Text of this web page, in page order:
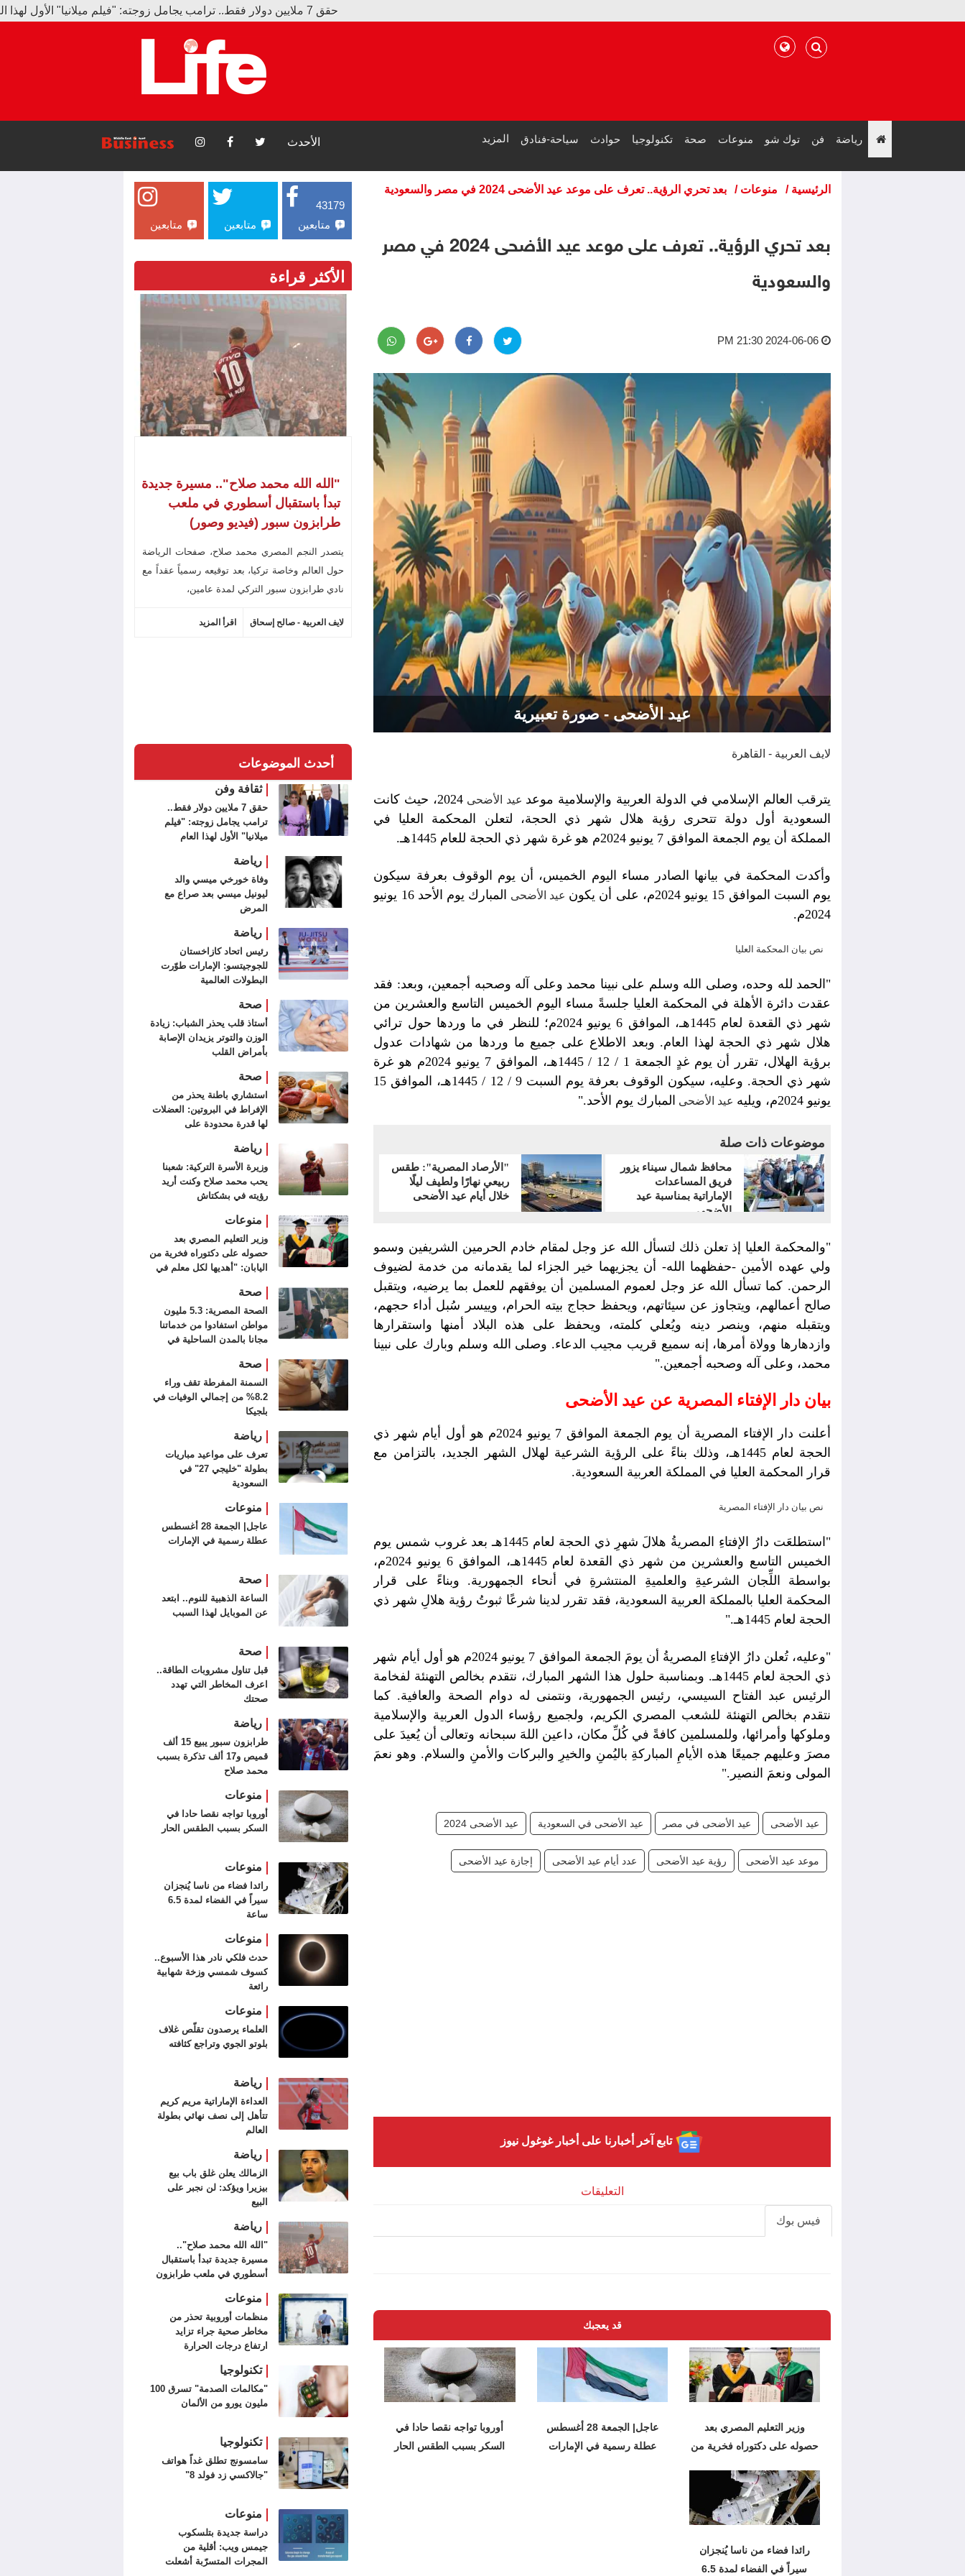
رياضة فن توك شو منوعات صحة تكنولوجيا حوادث سياحة-فنادق المزيد الأحدث
الرئيسية / منوعات / بعد تحري الرؤية.. تعرف على موعد عيد الأضحى 2024 في مصر والسعودية
بعد تحري الرؤية.. تعرف على موعد عيد الأضحى 2024 في مصر
والسعودية
2024-06-06 21:30 PM
عيد الأضحى - صورة تعبيرية
لايف العربية - القاهرة
يترقب العالم الإسلامي في الدولة العربية والإسلامية موعد عيد الأضحى
2024، حيث كانت
السعودية أول دولة تتحرى رؤية هلال شهر ذي الحجة، لتعلن المحكمة العليا في
المملكة أن يوم الجمعة الموافق 7 يونيو 2024م هو غرة شهر ذي الحجة للعام 1445هـ.
وأكدت المحكمة في بيانها الصادر مساء اليوم الخميس، أن يوم الوقوف بعرفة سيكون
يوم السبت الموافق 15 يونيو 2024م، على أن يكون
عيد الأضحى
المبارك يوم الأحد 16 يونيو
2024م.
نص بيان المحكمة العليا
"الحمد لله وحده، وصلى الله وسلم على نبينا محمد وعلى آله وصحبه أجمعين، وبعد: فقد
عقدت دائرة الأهلة في المحكمة العليا جلسةً مساء اليوم الخميس التاسع والعشرين من
شهر ذي القعدة لعام 1445هـ، الموافق 6 يونيو 2024م؛ للنظر في ما وردها حول ترائي
هلال شهر ذي الحجة لهذا العام. وبعد الاطلاع على جميع ما وردها من شهادات عدول
برؤية الهلال، تقرر أن يوم غدٍ الجمعة 1 / 12 / 1445هـ، الموافق 7 يونيو 2024م هو غرة
شهر ذي الحجة. وعليه، سيكون الوقوف بعرفة يوم السبت 9 / 12 / 1445هـ، الموافق 15
يونيو 2024م، ويليه
عيد الأضحى المبارك يوم الأحد."
موضوعات ذات صلة
محافظ شمال سيناء يزور
فريق المساعدات
الإماراتية بمناسبة عيد
الأضحى
"الأرصاد المصرية": طقس
ربيعي نهارًا ولطيف ليلًا
خلال أيام عيد الأضحى
"والمحكمة العليا إذ تعلن ذلك لتسأل الله عز وجل لمقام خادم الحرمين الشريفين وسمو
ولي عهده الأمين -حفظهما الله- أن يجزيهما خير الجزاء لما يقدمانه من خدمة لضيوف
الرحمن. كما تسأل الله عز وجل لعموم المسلمين أن يوفقهم للعمل بما يرضيه، ويتقبل
صالح أعمالهم، ويتجاوز عن سيئاتهم، ويحفظ حجاج بيته الحرام، وييسر سُبل أداء حجهم،
ويتقبله منهم، وينصر دينه ويُعلي كلمته، ويحفظ على هذه البلاد أمنها واستقرارها
وازدهارها وولاة أمرها، إنه سميع قريب مجيب الدعاء. وصلى الله وسلم وبارك على نبينا
محمد، وعلى آله وصحبه أجمعين."
بيان دار الإفتاء المصرية عن عيد الأضحى
أعلنت دار الإفتاء المصرية أن يوم الجمعة الموافق 7 يونيو 2024م هو أول أيام شهر ذي
الحجة لعام 1445هـ، وذلك بناءً على الرؤية الشرعية لهلال الشهر الجديد، بالتزامن مع
قرار المحكمة العليا في المملكة العربية السعودية.
نص بيان دار الإفتاء المصرية
"استطلعَت دارُ الإفتاءِ المصريةُ هلالَ شهرِ ذي الحجة لعام 1445هـ بعد غروب شمس يوم
الخميس التاسع والعشرين من شهر ذي القعدة لعام 1445هـ، الموافق 6 يونيو 2024م،
بواسطة اللِّجان الشرعيةِ والعلميةِ المنتشرةِ في أنحاء الجمهورية. وبناءً على قرار
المحكمة العليا بالمملكة العربية السعودية، فقد تقرر لدينا شرعًا ثبوتُ رؤية هلالِ شهر ذي
الحجة لعام 1445هـ."
"وعليه، تُعلن دارُ الإفتاءِ المصريةُ أن يومَ الجمعة الموافق 7 يونيو 2024م هو أول أيام شهر
ذي الحجة لعام 1445هـ. وبمناسبة حلول هذا الشهر المبارك، نتقدم بخالص التهنئة لفخامة
الرئيس عبد الفتاح السيسي، رئيس الجمهورية، ونتمنى له دوام الصحة والعافية. كما
نتقدم بخالص التهنئة للشعب المصري الكريم، ولجميع رؤساء الدول العربية والإسلامية
وملوكها وأمرائها، وللمسلمين كافةً في كُلِّ مكان، داعين اللهَ سبحانه وتعالى أن يُعيدَ على
مصرَ وعليهم جميعًا هذه الأيامِ المباركةِ باليُمنِ والخيرِ والبركات والأمنِ والسلام. وهو نعمَ
المولى ونعمَ النصير."
عيد الأضحى عيد الأضحى في مصر عيد الأضحى في السعودية عيد الأضحى 2024
موعد عيد الأضحى رؤية عيد الأضحى عدد أيام عيد الأضحى إجازة عيد الأضحى
تابع آخر أخبارنا على أخبار غوغول نيوز
التعليقات
فيس بوك
قد يعجبك
وزير التعليم المصري بعد
حصوله على دكتوراه فخرية من
عاجل| الجمعة 28 أغسطس
عطلة رسمية في الإمارات
أوروبا تواجه نقصا حادا في
السكر بسبب الطقس الحار
رائدا فضاء من ناسا يُنجزان
سيراً في الفضاء لمدة 6.5
43179
متابعين
متابعين متابعين
الأكثر قراءة
"الله الله محمد صلاح".. مسيرة جديدة
تبدأ باستقبال أسطوري في ملعب
طرابزون سبور (فيديو وصور)
يتصدر النجم المصري محمد صلاح، صفحات الرياضة
حول العالم وخاصة تركيا، بعد توقيعه رسمياً عقداً مع
نادي طرابزون سبور التركي لمدة عامين،
لايف العربية - صالح إسحاق اقرأ المزيد
أحدث الموضوعات
ثقافة وفن
حقق 7 ملايين دولار فقط..
ترامب يجامل زوجته: "فيلم
ميلانيا" الأول لهذا العام
رياضة
وفاة خورخي ميسي والد
ليونيل ميسي بعد صراع مع
المرض
رياضة
رئيس اتحاد كازاخستان
للجوجيتسو: الإمارات طوّرت
البطولات العالمية
صحة
أستاذ قلب يحذر الشباب: زيادة
الوزن والتوتر يزيدان الإصابة
بأمراض القلب
صحة
استشاري باطنة يحذر من
الإفراط في البروتين: العضلات
لها قدرة محدودة على
رياضة
وزيرة الأسرة التركية: شعبنا
يحب محمد صلاح وكنت أريد
رؤيته في بشكتاش
منوعات
وزير التعليم المصري بعد
حصوله على دكتوراه فخرية من
اليابان: "أهديها لكل معلم في
صحة
الصحة المصرية: 5.3 مليون
مواطن استفادوا من خدماتنا
مجانا بالمدن الساحلية في
صحة
السمنة المفرطة تقف وراء
8.2% من إجمالي الوفيات في
بلجيكا
رياضة
تعرف على مواعيد مباريات
بطولة "خليجي 27" في
السعودية
منوعات
عاجل| الجمعة 28 أغسطس
عطلة رسمية في الإمارات
صحة
الساعة الذهبية للنوم.. ابتعد
عن الموبايل لهذا السبب
صحة
قبل تناول مشروبات الطاقة..
اعرف المخاطر التي تهدد
صحتك
رياضة
طرابزون سبور يبيع 15 ألف
قميص و17 ألف تذكرة بسبب
محمد صلاح
منوعات
أوروبا تواجه نقصا حادا في
السكر بسبب الطقس الحار
منوعات
رائدا فضاء من ناسا يُنجزان
سيراً في الفضاء لمدة 6.5
ساعة
منوعات
حدث فلكي نادر هذا الأسبوع..
كسوف شمسي وزخة شهابية
رائعة
منوعات
العلماء يرصدون تقلّص غلاف
بلوتو الجوي وتراجع كثافته
رياضة
العداءة الإماراتية مريم كريم
تتأهل إلى نصف نهائي بطولة
العالم
رياضة
الزمالك يعلن غلق باب بيع
بيزيرا ويؤكد: لن نجبر على
البيع
رياضة
"الله الله محمد صلاح"..
مسيرة جديدة تبدأ باستقبال
أسطوري في ملعب طرابزون
منوعات
منظمات أوروبية تحذر من
مخاطر صحية جراء تزايد
ارتفاع درجات الحرارة
تكنولوجيا
"مكالمات الصدمة" تسرق 100
مليون يورو من الألمان
تكنولوجيا
سامسونج تطلق غداً هواتف
"جالاكسي زد فولد 8"
منوعات
دراسة جديدة بتلسكوب
جيمس ويب: أقلية من
المجرات المتسرّبة أشعلت